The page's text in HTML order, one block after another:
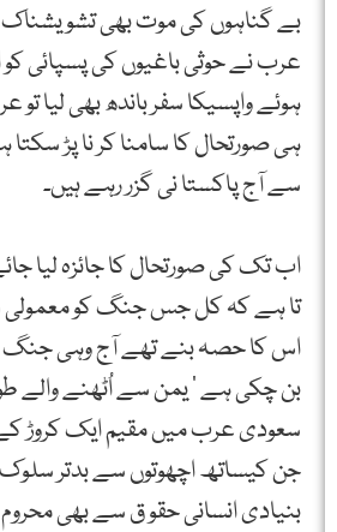
بے گناہوں کی موت بھی
عرب نے حوثی باغیوں کی پسپائی
ہوئے واپسیکا سفر باندھ بھی لیا تو
ہی صورتحال کا سامنا کر نا پڑ
سے آج پاکستا نی گزر رہے ہیں۔
اب تک کی صورتحال کا جائزہ لیا
تا ہے کہ کل جس جنگ کو
اس کا حصہ بنے تھے آج وہی
بن چکی ہے ‘ یمن سے اُٹھنے والے
سعودی عرب میں مقیم ایک کروڑ
جن کیساتھ اچھوتوں سے بدتر
بنیادی انسانی حقو ق سے بھی محروم